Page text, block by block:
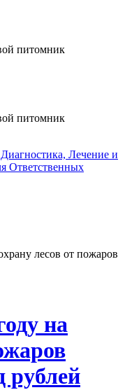
питомник
питомник
Лечение и
Ответственных
лесов от пожаров
на
рублей